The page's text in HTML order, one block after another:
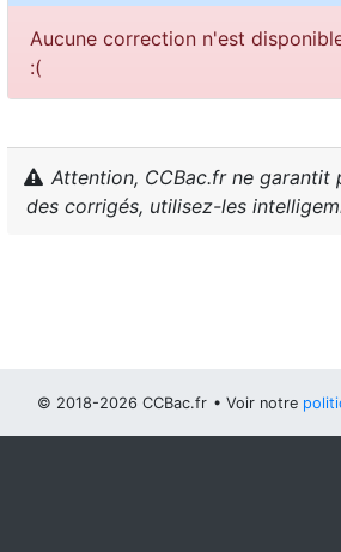
Aucune correction n'est
:(
Attention, CCBac.fr ne garantit
des corrigés, utilisez-les
© 2018-2026 CCBac.fr • Voir notre